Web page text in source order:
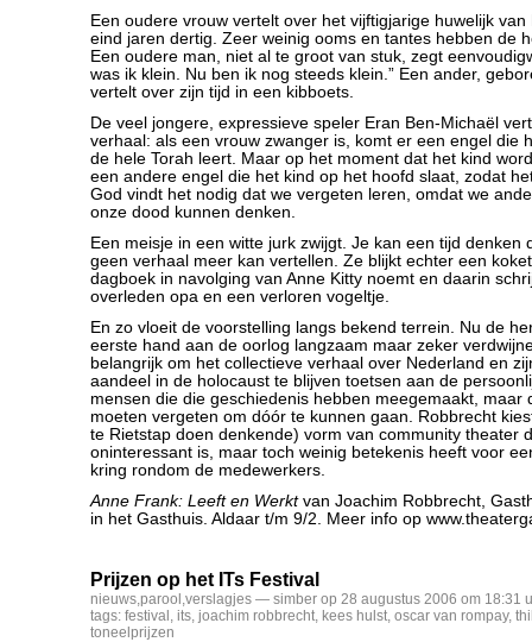
Een oudere vrouw vertelt over het vijftigjarige huwelijk
eind jaren dertig. Zeer weinig ooms en tantes hebben de
Een oudere man, niet al te groot van stuk, zegt
was ik klein. Nu ben ik nog steeds klein.” Een ander,
vertelt over zijn tijd in een kibboets.
De veel jongere, expressieve speler Eran Ben-Michaël
verhaal: als een vrouw zwanger is, komt er een engel die
de hele Torah leert. Maar op het moment dat het kind
een andere engel die het kind op het hoofd slaat, zodat
God vindt het nodig dat we vergeten leren, omdat we
onze dood kunnen denken.
Een meisje in een witte jurk zwijgt. Je kan een tijd denken
geen verhaal meer kan vertellen. Ze blijkt echter een
dagboek in navolging van Anne Kitty noemt en daarin
overleden opa en een verloren vogeltje.
En zo vloeit de voorstelling langs bekend terrein. Nu de
eerste hand aan de oorlog langzaam maar zeker
belangrijk om het collectieve verhaal over Nederland en
aandeel in de holocaust te blijven toetsen aan de
mensen die die geschiedenis hebben meegemaakt, maar
moeten vergeten om dóór te kunnen gaan. Robbrecht
te Rietstap doen denkende) vorm van community theater
oninteressant is, maar toch weinig betekenis heeft voor
kring rondom de medewerkers.
Anne Frank: Leeft en Werktvan Joachim Robbrecht,
in het Gasthuis. Aldaar t/m 9/2. Meer info op
Prijzen op het ITs Festival
nieuws,parool ,verslagjes — simber op 28 augustus 2006 om 18:31
tags: festival , its, joachim robbrecht, kees hulst, oscar van rompay,
toneelprijzen